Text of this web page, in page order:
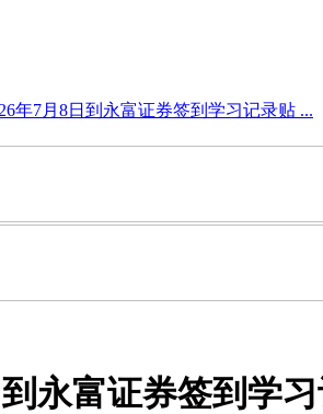
年7月8日到永富证券签到学习记录贴 ...
永富证券签到学